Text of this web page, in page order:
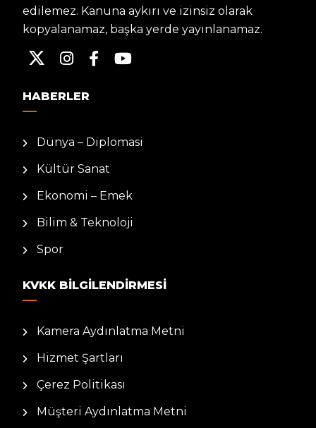
edilemez. Kanuna aykırı ve izinsiz olarak
kopyalanamaz, başka yerde yayınlanamaz.
HABERLER
Dünya – Diplomasi
Kültür Sanat
Ekonomi – Emek
Bilim & Teknoloji
Spor
KVKK BILGILENDIRMESI
Kamera Aydınlatma Metni
Hizmet Şartları
Çerez Politikası
Müşteri Aydınlatma Metni